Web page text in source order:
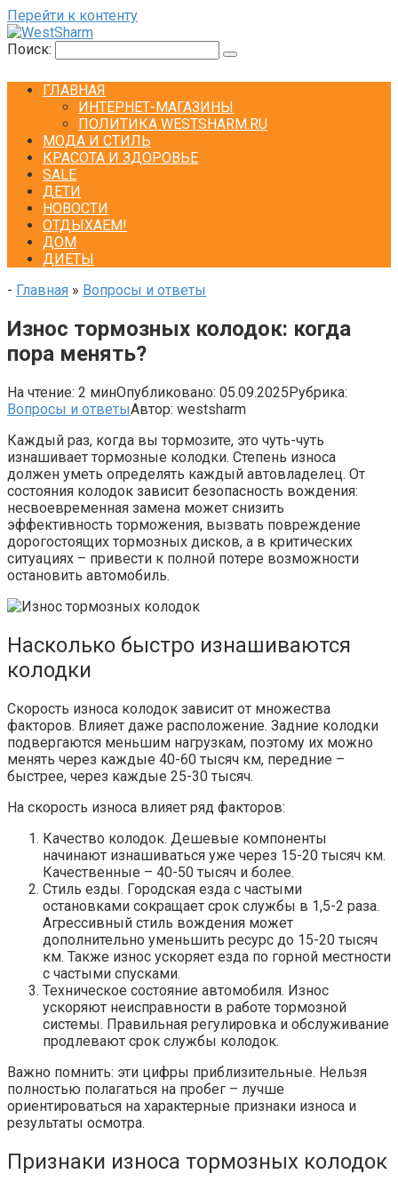
Перейти к контенту
Поиск:
ГЛАВНАЯ
ИНТЕРНЕТ-МАГАЗИНЫ
ПОЛИТИКА WESTSHARM.RU
МОДА И СТИЛЬ
КРАСОТА И ЗДОРОВЬЕ
SALE
ДЕТИ
НОВОСТИ
ОТДЫХАЕМ!
ДОМ
ДИЕТЫ
- Главная » Вопросы и ответы
Износ тормозных колодок: когда
пора менять?
На чтение: 2 минОпубликовано: 05.09.2025Рубрика:
Вопросы и ответыАвтор: westsharm
Каждый раз, когда вы тормозите, это чуть-чуть
изнашивает тормозные колодки. Степень износа
должен уметь определять каждый автовладелец. От
состояния колодок зависит безопасность вождения:
несвоевременная замена может снизить
эффективность торможения, вызвать повреждение
дорогостоящих тормозных дисков, а в критических
ситуациях – привести к полной потере возможности
остановить автомобиль.
Насколько быстро изнашиваются
колодки
Скорость износа колодок зависит от множества
факторов. Влияет даже расположение. Задние колодки
подвергаются меньшим нагрузкам, поэтому их можно
менять через каждые 40-60 тысяч км, передние –
быстрее, через каждые 25-30 тысяч.
На скорость износа влияет ряд факторов:
Качество колодок. Дешевые компоненты
начинают изнашиваться уже через 15-20 тысяч км.
Качественные – 40-50 тысяч и более.
Стиль езды. Городская езда с частыми
остановками сокращает срок службы в 1,5-2 раза.
Агрессивный стиль вождения может
дополнительно уменьшить ресурс до 15-20 тысяч
км. Также износ ускоряет езда по горной местности
с частыми спусками.
Техническое состояние автомобиля. Износ
ускоряют неисправности в работе тормозной
системы. Правильная регулировка и обслуживание
продлевают срок службы колодок.
Важно помнить: эти цифры приблизительные. Нельзя
полностью полагаться на пробег – лучше
ориентироваться на характерные признаки износа и
результаты осмотра.
Признаки износа тормозных колодок